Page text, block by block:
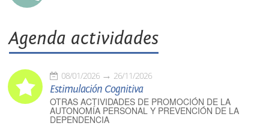
Agenda actividades
08/01/2026 26/11/2026
Estimulación Cognitiva
OTRAS ACTIVIDADES DE PROMOCIÓN DE LA
AUTONOMÍA PERSONAL Y PREVENCIÓN DE LA
DEPENDENCIA